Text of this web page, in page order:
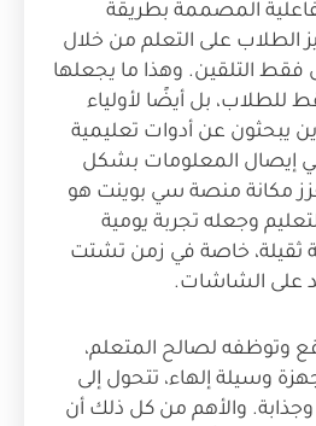
المصممة بطريقة
الطلاب على التعلم من خلال
فقط التلقين. وهذا ما يجعلها
للطلاب، بل أيضًا لأولياء
يبحثون عن أدوات تعليمية
إيصال المعلومات بشكل
مكانة منصة سي بوينت هو
وجعله تجربة يومية
ثقيلة، خاصة في زمن تشتت
على الشاشات.
وتوظفه لصالح المتعلم،
وسيلة إلهاء، تتحول إلى
والأهم من كل ذلك أن